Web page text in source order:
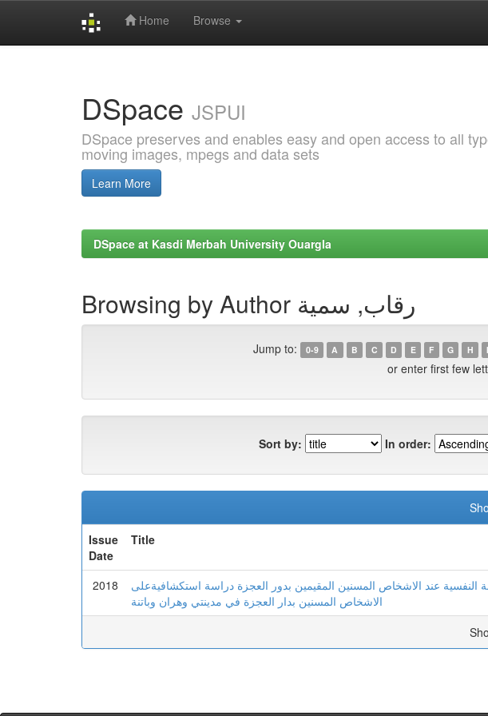
Home Browse
DSpace JSPUI
DSpace preserves and enables easy and open access to all
moving images, mpegs and data sets
Learn More
DSpace at Kasdi Merbah University Ouargla
Browsing by Author رقاب, سمية
Jump to: 0-9 A B C D E F G H I
or enter first few
Sort by: In order:
Issue
Date
Title
2018
النفسية عند الاشخاص المسنين المقيمين بدور العجزة دراسة استكشافيةعلى
الاشخاص المسنين بدار العجزة في مدينتي وهران وباتنة